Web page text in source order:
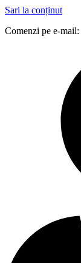
Sari la conținut
Comenzi pe e-mail: